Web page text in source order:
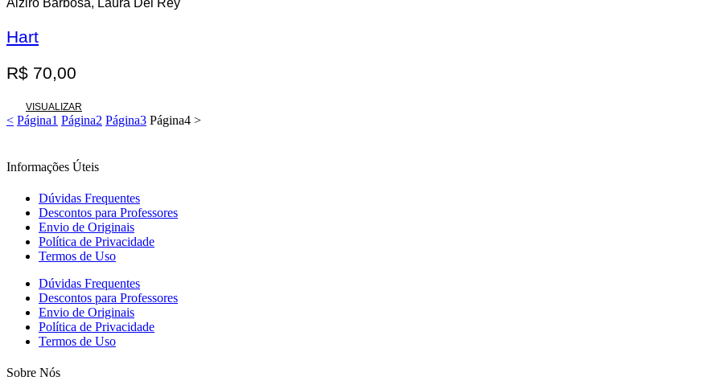
Alziro Barbosa, Laura Del Rey
Hart
R$ 70,00
VISUALIZAR
< Página1 Página2 Página3 Página4 >
Informações Úteis
Dúvidas Frequentes
Descontos para Professores
Envio de Originais
Política de Privacidade
Termos de Uso
Dúvidas Frequentes
Descontos para Professores
Envio de Originais
Política de Privacidade
Termos de Uso
Sobre Nós